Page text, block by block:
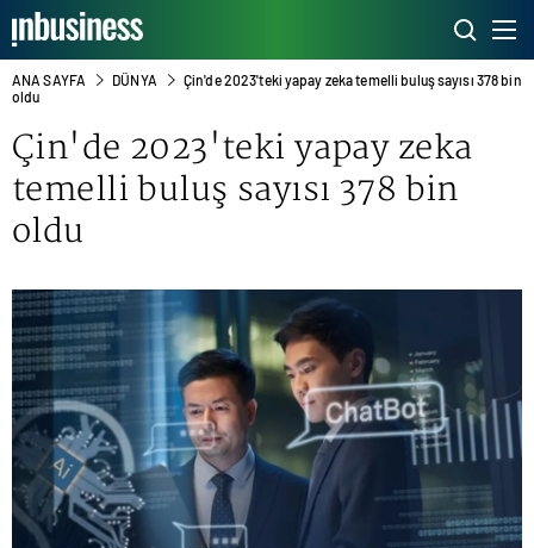
ANA SAYFA DÜNYA
Çin'de 2023'teki yapay zeka temelli buluş sayısı 378 bin
oldu
Çin'de 2023'tekiyapay zeka
temelli buluş sayısı 378 bin
oldu